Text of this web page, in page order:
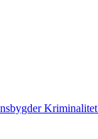
Kriminalitet